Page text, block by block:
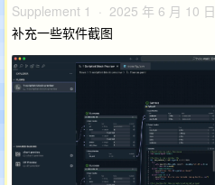
Supplement 1 · 2025 年 6 月 10 日
补充一些软件截图